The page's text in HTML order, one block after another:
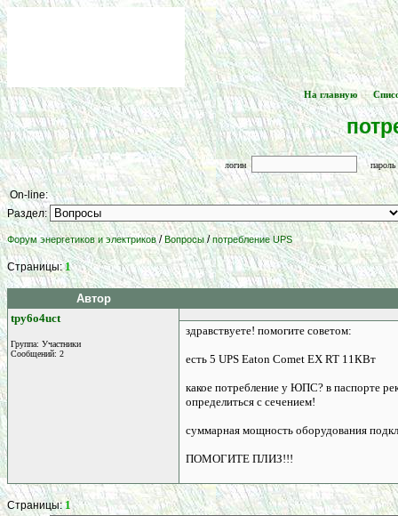
[На главную ] -- [
логин
On-line:
Раздел:
Форум энергетиков и электриков/Вопросы/потребление UPS
Страницы:1
Автор
tpy6o4uct
Группа: Участники
Сообщений: 2
здравствуете! помогите советом:
есть 5 UPS Eaton Comet EX RT 11КВт
какое потребление у ЮПС? в паспорте
определиться с сечением!
суммарная мощность оборудования
ПОМОГИТЕ ПЛИЗ!!!
Страницы:1